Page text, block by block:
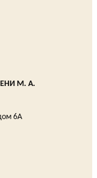
М. А.
6А